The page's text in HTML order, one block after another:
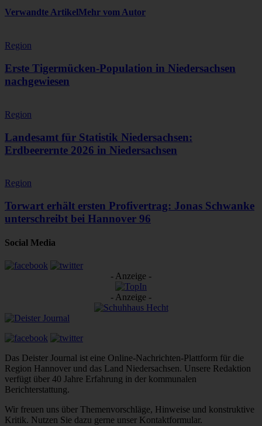
Verwandte ArtikelMehr vom Autor
Region
Erste Tigermücken-Population in Niedersachsen
nachgewiesen
Region
Landesamt für Statistik Niedersachsen:
Erdbeerernte 2026 in Niedersachsen
Region
Torwart erhält ersten Profivertrag: Jonas Schwanke
unterschreibt bei Hannover 96
Social Media
- Anzeige -
- Anzeige -
Das Deister Journal ist eine Online-Nachrichten-Plattform für die
Region Hannover und das Land Niedersachsen. Unsere Redaktion
verfügt über 40 Jahre Erfahrung in der kommunalen
Berichterstattung.
Wir freuen uns über Themenvorschläge, Hinweise und konstruktive
Kritik. Nutzen Sie dazu gerne unser Kontaktformular.